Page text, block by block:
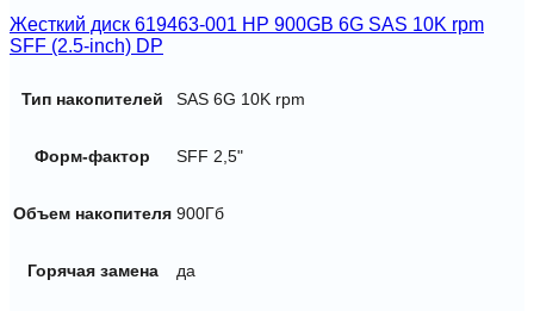
Жесткий диск 619463-001 HP 900GB 6G SAS 10K rpm
SFF (2.5-inch) DP
Тип накопителей SAS 6G 10K rpm
Форм-фактор SFF 2,5"
Объем накопителя 900Гб
Горячая замена да